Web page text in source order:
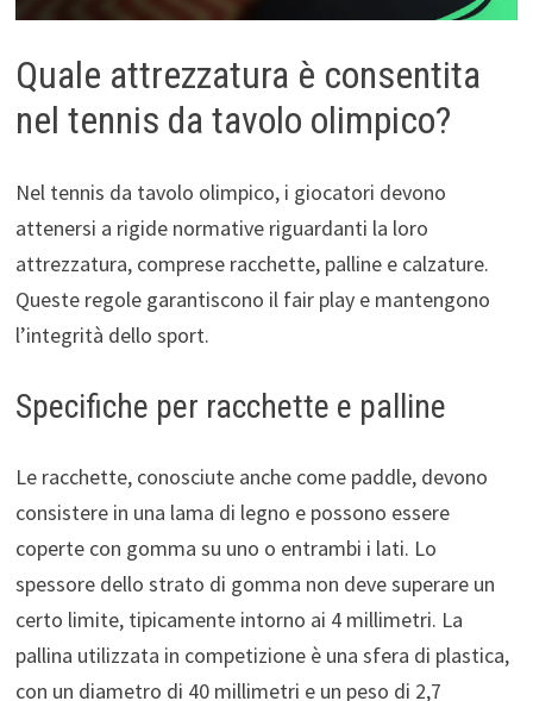
Quale attrezzatura è consentita
nel tennis da tavolo olimpico?
Nel tennis da tavolo olimpico, i giocatori devono
attenersi a rigide normative riguardanti la loro
attrezzatura, comprese racchette, palline e calzature.
Queste regole garantiscono il fair play e mantengono
l’integrità dello sport.
Specifiche per racchette e palline
Le racchette, conosciute anche come paddle, devono
consistere in una lama di legno e possono essere
coperte con gomma su uno o entrambi i lati. Lo
spessore dello strato di gomma non deve superare un
certo limite, tipicamente intorno ai 4 millimetri. La
pallina utilizzata in competizione è una sfera di plastica,
con un diametro di 40 millimetri e un peso di 2,7